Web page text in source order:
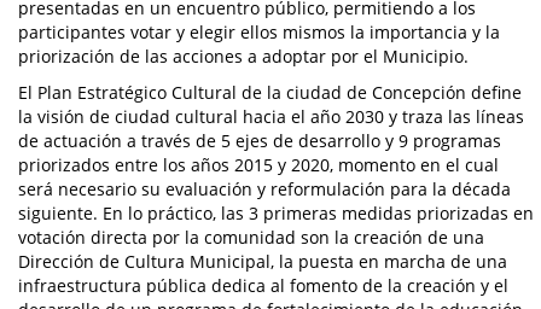
presentadas en un encuentro público, permitiendo a los
participantes votar y elegir ellos mismos la importancia y la
priorización de las acciones a adoptar por el Municipio.
El Plan Estratégico Cultural de la ciudad de Concepción define
la visión de ciudad cultural hacia el año 2030 y traza las líneas
de actuación a través de 5 ejes de desarrollo y 9 programas
priorizados entre los años 2015 y 2020, momento en el cual
será necesario su evaluación y reformulación para la década
siguiente. En lo práctico, las 3 primeras medidas priorizadas en
votación directa por la comunidad son la creación de una
Dirección de Cultura Municipal, la puesta en marcha de una
infraestructura pública dedica al fomento de la creación y el